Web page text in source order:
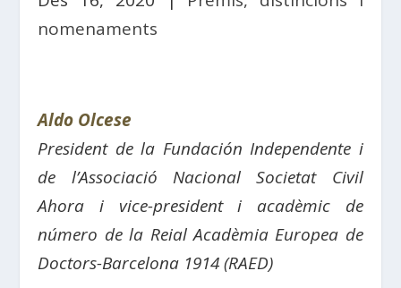
nomenaments
Aldo Olcese
President de la Fundación Independente i
de l’Associació Nacional Societat Civil
Ahora i vice-president i acadèmic de
número de la Reial Acadèmia Europea de
Doctors-Barcelona 1914 (RAED)